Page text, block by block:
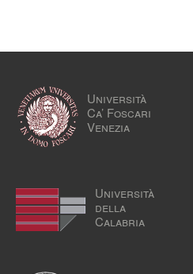
Università
Ca’ Foscari
Venezia
Università
della
Calabria